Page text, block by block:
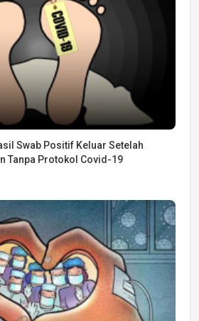
Swab Positif Keluar Setelah
Tanpa Protokol Covid-19